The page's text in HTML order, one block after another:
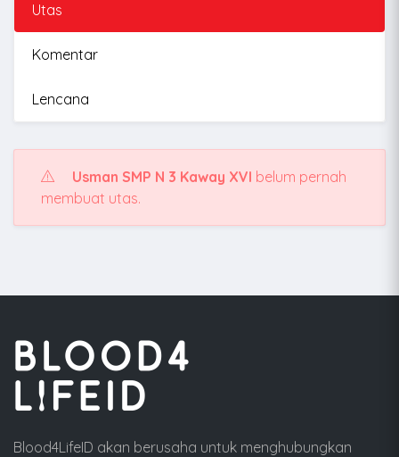
Utas
Komentar
Lencana
Usman SMP N 3 Kaway XVI belum pernah
membuat utas.
Blood4LifeID akan berusaha untuk menghubungkan